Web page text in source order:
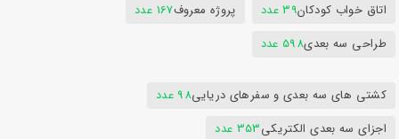
اتاق خواب کودکان39 عدد پروژه معروف167 عدد
طراحی سه بعدی598 عدد
کشتی های سه بعدی و سفرهای دریایی98 عدد
اجزای سه بعدی الکتریکی353 عدد